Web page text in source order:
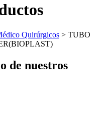
Quirúrgicos > TUBO
de nuestros